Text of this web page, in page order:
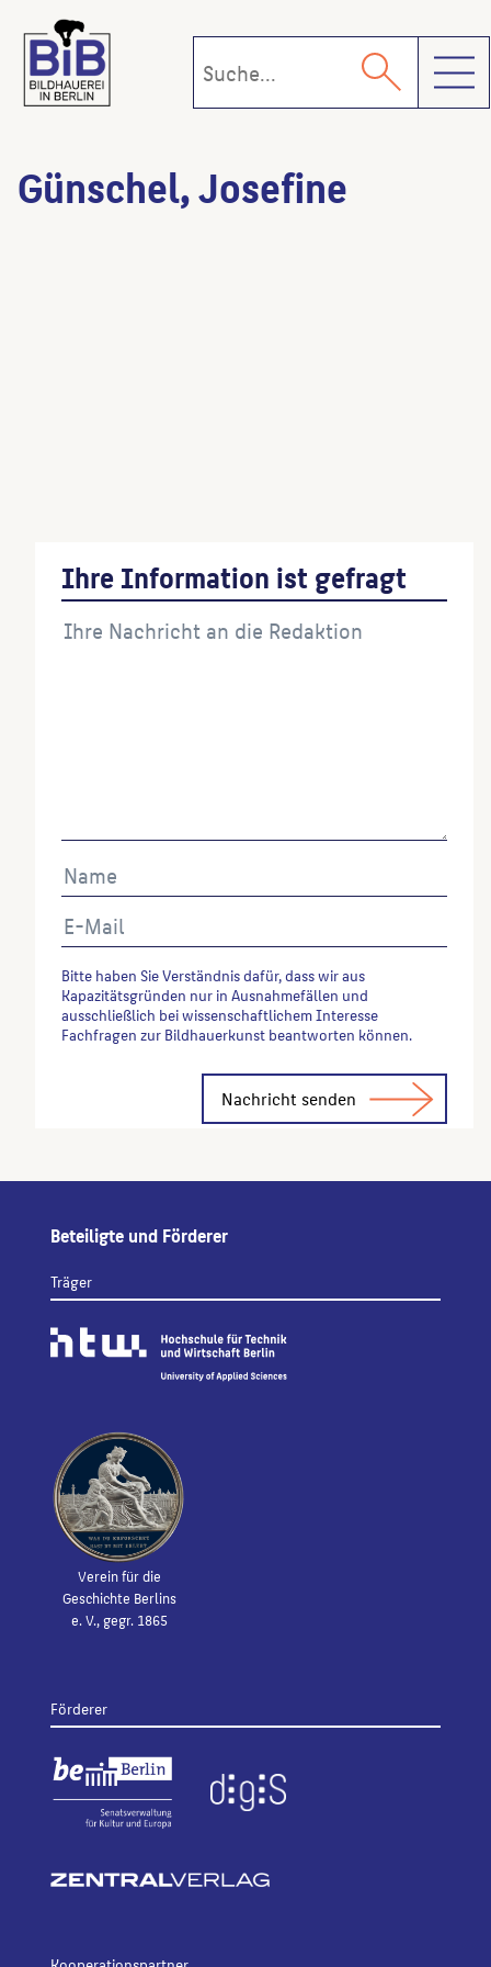
Günschel, Josefine
Ihre Information ist gefragt
Bitte haben Sie Verständnis dafür, dass wir aus
Kapazitätsgründen nur in Ausnahmefällen und
ausschließlich bei wissenschaftlichem Interesse
Fachfragen zur Bildhauerkunst beantworten können.
Beteiligte und Förderer
Träger
Verein für die
Geschichte Berlins
e. V., gegr. 1865
Förderer